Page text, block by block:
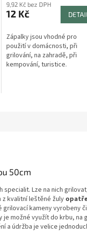
9,92 Kč bez DPH
12 Kč DETAIL
Zápalky jsou vhodné pro
použití v domácnosti, při
grilování, na zahradě, při
kempování, turistice.
50cm
Lze na nich
z kvalitní leštěné žuly
grilovací kameny vyrobeny
možné využít do krbu, na
a údržba je velice